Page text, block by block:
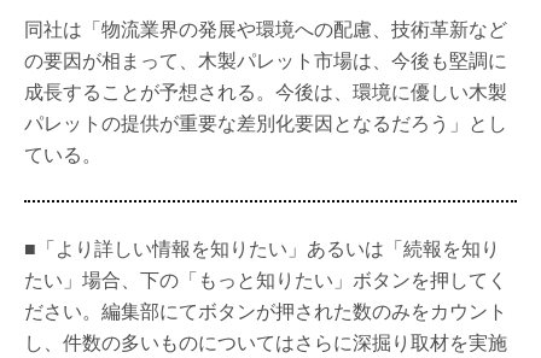
同社は「物流業界の発展や環境への配慮、技術革新など
の要因が相まって、木製パレット市場は、今後も堅調に
成長することが予想される。今後は、環境に優しい木製
パレットの提供が重要な差別化要因となるだろう」とし
ている。
■「より詳しい情報を知りたい」あるいは「続報を知り
たい」場合、下の「もっと知りたい」ボタンを押してく
ださい。編集部にてボタンが押された数のみをカウント
し、件数の多いものについてはさらに深掘り取材を実施